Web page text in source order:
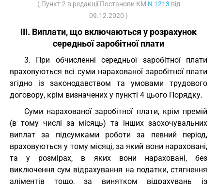
( Пункт 2 в редакції Постанови КМ N 1213 від
09.12.2020 )
III. Виплати, що включаються у розрахунок
середньої заробітної плати
3. При обчисленні середньої заробітної плати
враховуються всі суми нарахованої заробітної плати
згідно із законодавством та умовами трудового
договору, крім визначених у пункті 4 цього Порядку.
Суми нарахованої заробітної плати, крім премій
(в тому числі за місяць) та інших заохочувальних
виплат за підсумками роботи за певний період,
враховуються у тому місяці, за який вони нараховані,
та у розмірах, в яких вони нараховані, без
виключення сум відрахування на податки, стягнення
аліментів тощо, за винятком відрахувань із